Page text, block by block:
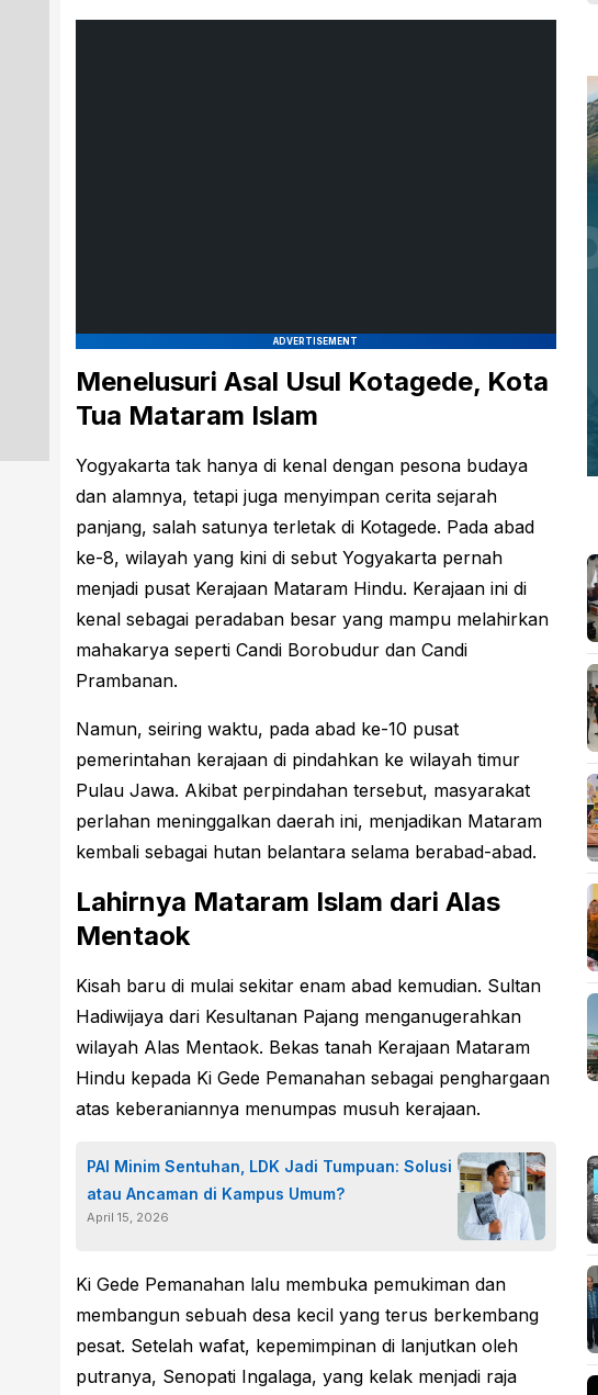
ADVERTISEMENT
Menelusuri Asal Usul Kotagede, Kota
Tua Mataram Islam
Yogyakarta tak hanya di kenal dengan pesona budaya
dan alamnya, tetapi juga menyimpan cerita sejarah
panjang, salah satunya terletak di Kotagede. Pada abad
ke-8, wilayah yang kini di sebut Yogyakarta pernah
menjadi pusat Kerajaan Mataram Hindu. Kerajaan ini di
kenal sebagai peradaban besar yang mampu melahirkan
mahakarya seperti Candi Borobudur dan Candi
Prambanan.
Namun, seiring waktu, pada abad ke-10 pusat
pemerintahan kerajaan di pindahkan ke wilayah timur
Pulau Jawa. Akibat perpindahan tersebut, masyarakat
perlahan meninggalkan daerah ini, menjadikan Mataram
kembali sebagai hutan belantara selama berabad-abad.
Lahirnya Mataram Islam dari Alas
Mentaok
Kisah baru di mulai sekitar enam abad kemudian. Sultan
Hadiwijaya dari Kesultanan Pajang menganugerahkan
wilayah Alas Mentaok. Bekas tanah Kerajaan Mataram
Hindu kepada Ki Gede Pemanahan sebagai penghargaan
atas keberaniannya menumpas musuh kerajaan.
PAI Minim Sentuhan, LDK Jadi Tumpuan: Solusi
atau Ancaman di Kampus Umum?
April 15, 2026
Ki Gede Pemanahan lalu membuka pemukiman dan
membangun sebuah desa kecil yang terus berkembang
pesat. Setelah wafat, kepemimpinan di lanjutkan oleh
putranya, Senopati Ingalaga, yang kelak menjadi raja